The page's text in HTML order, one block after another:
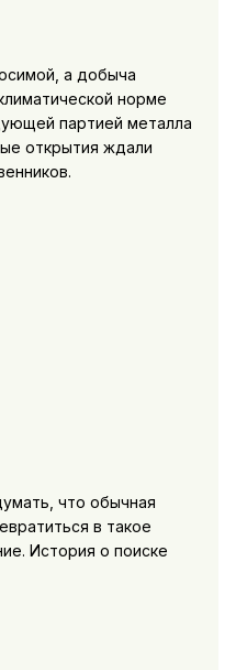
а добыча
норме
партией металла
открытия ждали
что обычная
в такое
История о поиске